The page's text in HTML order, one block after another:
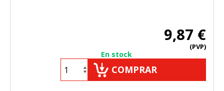
9,87 €
(PVP)
En stock
COMPRAR